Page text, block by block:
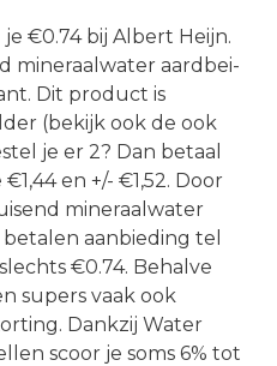
€0.74 bij Albert Heijn.
mineraalwater aardbei-
Dit product is
(bekijk ook de ook
je er 2? Dan betaal
en +/- €1,52. Door
mineraalwater
aanbieding tel
€0.74. Behalve
supers vaak ook
Dankzij Water
scoor je soms 6% tot